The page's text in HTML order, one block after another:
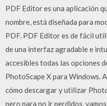
PDF Editor es una aplicación
nombre, está diseñada para
PDF. PDF Editor es de fácil
de una interfaz agradable e
accesibles todas las opciones
PhotoScape X para Windows.
cómo descargar y utilizar
pero para no ir perdidos,